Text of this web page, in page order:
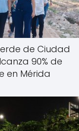
de Ciudad
90% de
en Mérida